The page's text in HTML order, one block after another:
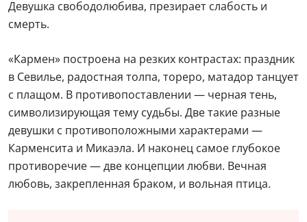
Девушка свободолюбива, презирает слабость и
смерть.
«Кармен» построена на резких контрастах: праздник
в Севилье, радостная толпа, тореро, матадор танцует
с плащом. В противопоставлении — черная тень,
символизирующая тему судьбы. Две такие разные
девушки с противоположными характерами —
Карменсита и Микаэла. И наконец самое глубокое
противоречие — две концепции любви. Вечная
любовь, закрепленная браком, и вольная птица.